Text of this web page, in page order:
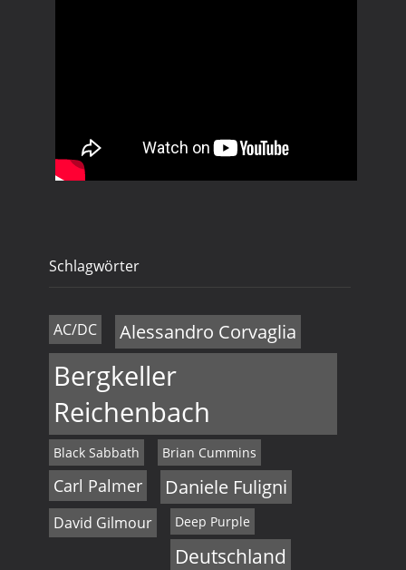
Schlagwörter
AC/DC Alessandro Corvaglia
Bergkeller
Reichenbach
Black Sabbath Brian Cummins
Carl Palmer Daniele Fuligni
David Gilmour Deep Purple
Deutschland